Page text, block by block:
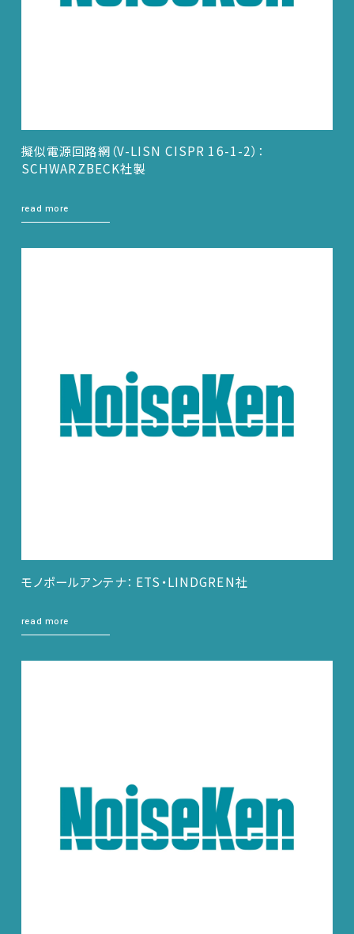
擬似電源回路網（V-LISN CISPR 16-1-2）：
SCHWARZBECK社製
read more
モノポールアンテナ： ETS・LINDGREN社
read more